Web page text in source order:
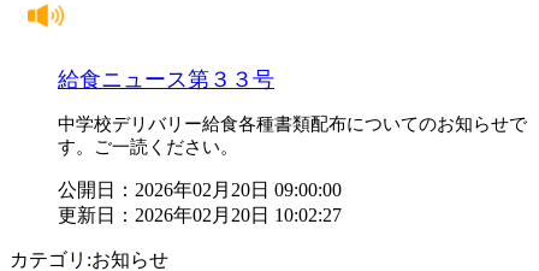
給食ニュース第３３号
中学校デリバリー給食各種書類配布についてのお知らせで
す。ご一読ください。
公開日：2026年02月20日 09:00:00
更新日：2026年02月20日 10:02:27
カテゴリ:お知らせ